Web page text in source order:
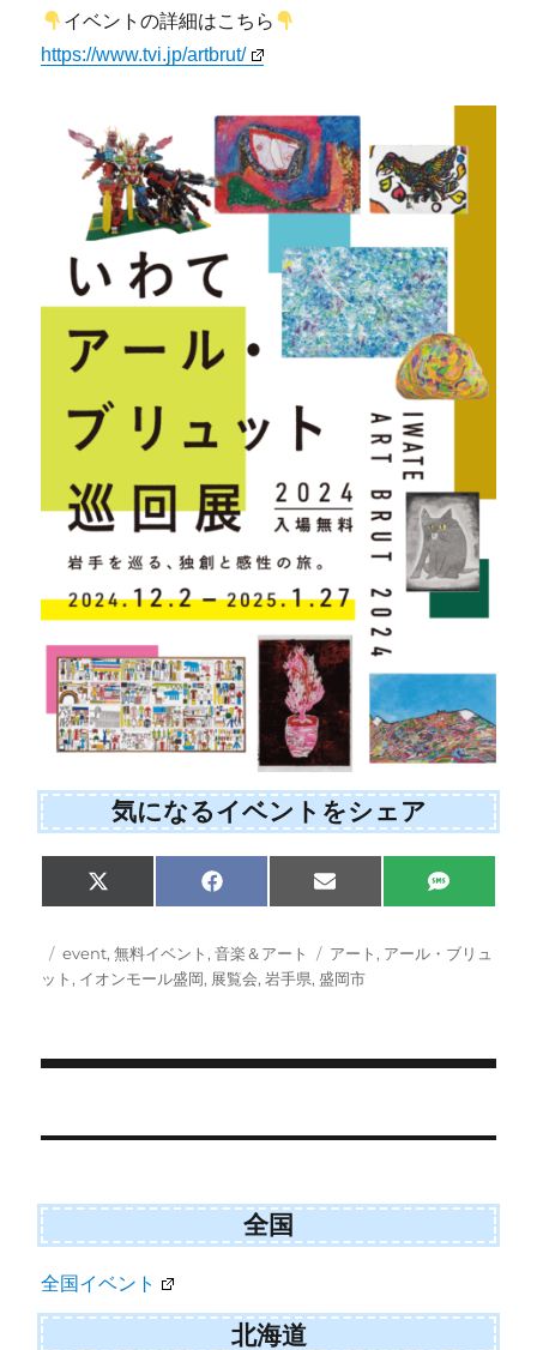
イベントの詳細はこちら
https://www.tvi.jp/artbrut/
気になるイベントをシェア
Share
on
X
(
w
i
t
)
Share
on
F
a
e
b
o
Share
on
E
m
i
l
Share
on
S
M
投
稿
カ
テ
event,無料イベント ,音楽＆アート
タ
グ
アート , アール・ブリュ
ット , イオンモール盛岡, 展覧会,岩手県,盛岡市
稿
ナ
ビ
ゲ
ー
全国
全国イベント
北海道